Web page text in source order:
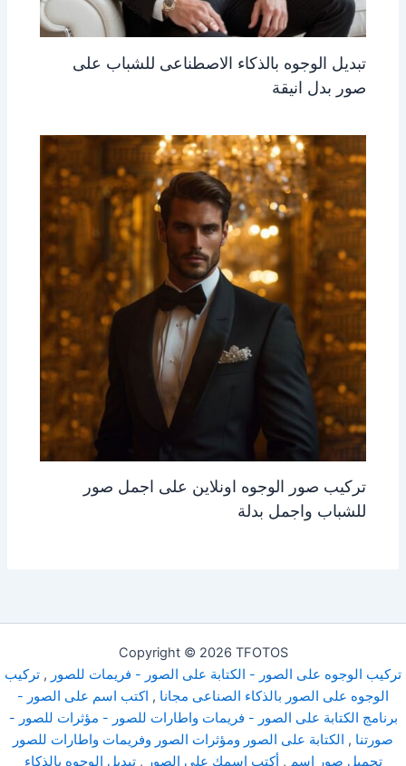
تبديل الوجوه بالذكاء الاصطناعى للشباب على
صور بدل انيقة
تركيب صور الوجوه اونلاين على اجمل صور
للشباب واجمل بدلة
Copyright © 2026 TFOTOS
تركيب الوجوه على الصور - الكتابة على الصور - فريمات للصور , تركيب
الوجوه على الصور بالذكاء الصناعى مجانا , اكتب اسم على الصور -
برنامج الكتابة على الصور - فريمات واطارات للصور - مؤثرات للصور -
صورتنا , الكتابة على الصور ومؤثرات الصور وفريمات واطارات للصور
تحميل صور اسم , أكتب اسمك على الصور ,تبديل الوجوه بالذكاء